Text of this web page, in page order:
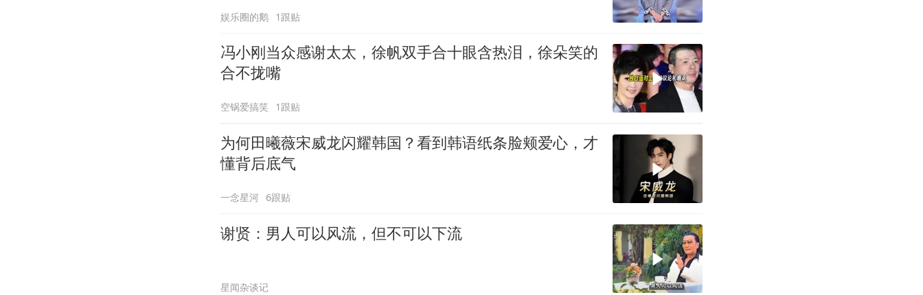
娱乐圈的鹅 1跟贴
冯小刚当众感谢太太，徐帆双手合十眼含热泪，徐朵笑的
合不拢嘴
空锅爱搞笑 1跟贴
为何田曦薇宋威龙闪耀韩国？看到韩语纸条脸颊爱心，才
懂背后底气
一念星河 6跟贴
谢贤：男人可以风流，但不可以下流
星闻杂谈记